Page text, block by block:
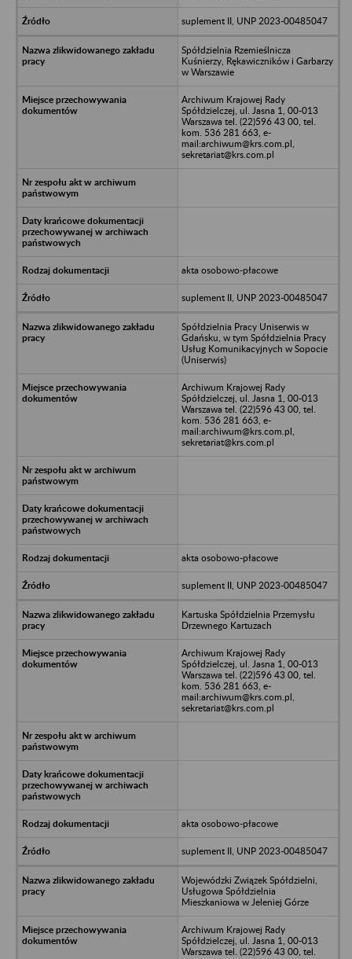
suplement II, UNP 2023-00485047
Spółdzielnia Rzemieślnicza
Kuśnierzy, Rękawiczników i Garbarzy
w Warszawie
Archiwum Krajowej Rady
Spółdzielczej, ul. Jasna 1, 00-013
Warszawa tel. (22)596 43 00, tel.
kom. 536 281 663, e-
mail:archiwum@krs.com.pl,
sekretariat@krs.com.pl
akta osobowo-płacowe
suplement II, UNP 2023-00485047
Spółdzielnia Pracy Uniserwis w
Gdańsku, w tym Spółdzielnia Pracy
Usług Komunikacyjnych w Sopocie
(Uniserwis)
Archiwum Krajowej Rady
Spółdzielczej, ul. Jasna 1, 00-013
Warszawa tel. (22)596 43 00, tel.
kom. 536 281 663, e-
mail:archiwum@krs.com.pl,
sekretariat@krs.com.pl
akta osobowo-płacowe
suplement II, UNP 2023-00485047
Kartuska Spółdzielnia Przemysłu
Drzewnego Kartuzach
Archiwum Krajowej Rady
Spółdzielczej, ul. Jasna 1, 00-013
Warszawa tel. (22)596 43 00, tel.
kom. 536 281 663, e-
mail:archiwum@krs.com.pl,
sekretariat@krs.com.pl
akta osobowo-płacowe
suplement II, UNP 2023-00485047
Wojewódzki Związek Spółdzielni,
Usługowa Spółdzielnia
Mieszkaniowa w Jeleniej Górze
Archiwum Krajowej Rady
Spółdzielczej, ul. Jasna 1, 00-013
Warszawa tel. (22)596 43 00, tel.